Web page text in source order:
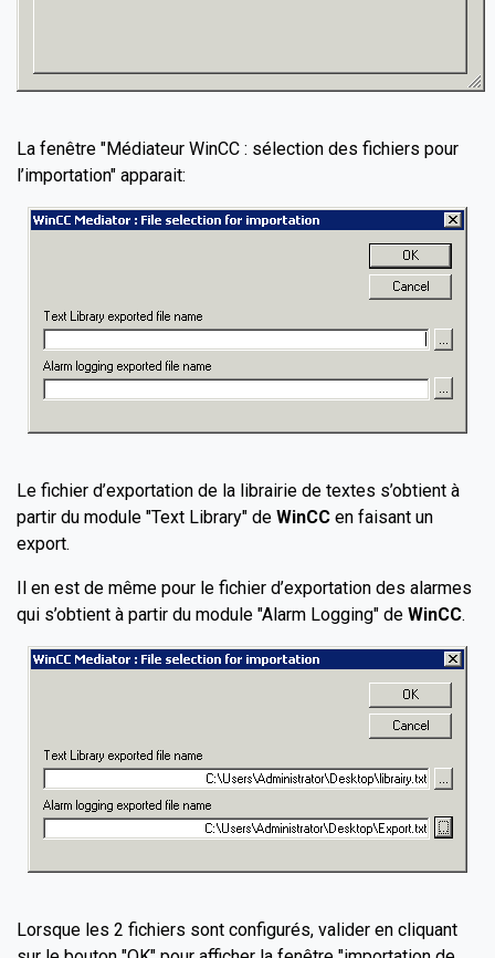
La fenêtre "Médiateur WinCC : sélection des fichiers pour
l’importation" apparait:
Le fichier d’exportation de la librairie de textes s’obtient à
partir du module "Text Library" de WinCC en faisant un
export.
Il en est de même pour le fichier d’exportation des alarmes
qui s’obtient à partir du module "Alarm Logging" de WinCC.
Lorsque les 2 fichiers sont configurés, valider en cliquant